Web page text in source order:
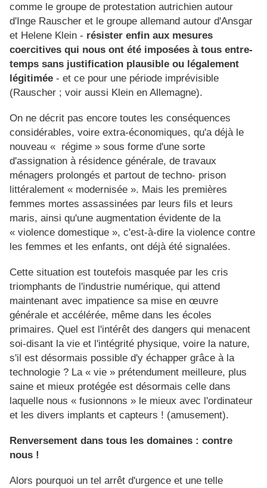
comme le groupe de protestation autrichien autour
d'Inge Rauscher et le groupe allemand autour d'Ansgar
et Helene Klein - résister enfin aux mesures
coercitives qui nous ont été imposées à tous entre-
temps sans justification plausible ou légalement
légitimée - et ce pour une période imprévisible
(Rauscher ; voir aussi Klein en Allemagne).
On ne décrit pas encore toutes les conséquences
considérables, voire extra-économiques, qu'a déjà le
nouveau « régime » sous forme d'une sorte
d'assignation à résidence générale, de travaux
ménagers prolongés et partout de techno- prison
littéralement « modernisée ». Mais les premières
femmes mortes assassinées par leurs fils et leurs
maris, ainsi qu'une augmentation évidente de la
« violence domestique », c'est-à-dire la violence contre
les femmes et les enfants, ont déjà été signalées.
Cette situation est toutefois masquée par les cris
triomphants de l'industrie numérique, qui attend
maintenant avec impatience sa mise en œuvre
générale et accélérée, même dans les écoles
primaires. Quel est l'intérêt des dangers qui menacent
soi-disant la vie et l'intégrité physique, voire la nature,
s'il est désormais possible d'y échapper grâce à la
technologie ? La « vie » prétendument meilleure, plus
saine et mieux protégée est désormais celle dans
laquelle nous « fusionnons » le mieux avec l'ordinateur
et les divers implants et capteurs ! (amusement).
Renversement dans tous les domaines : contre
nous !
Alors pourquoi un tel arrêt d'urgence et une telle